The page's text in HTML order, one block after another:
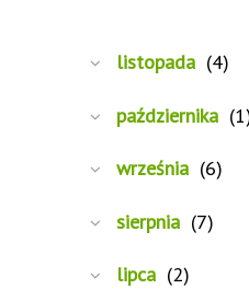
listopada (4)
października
września (6)
sierpnia (7)
lipca (2)